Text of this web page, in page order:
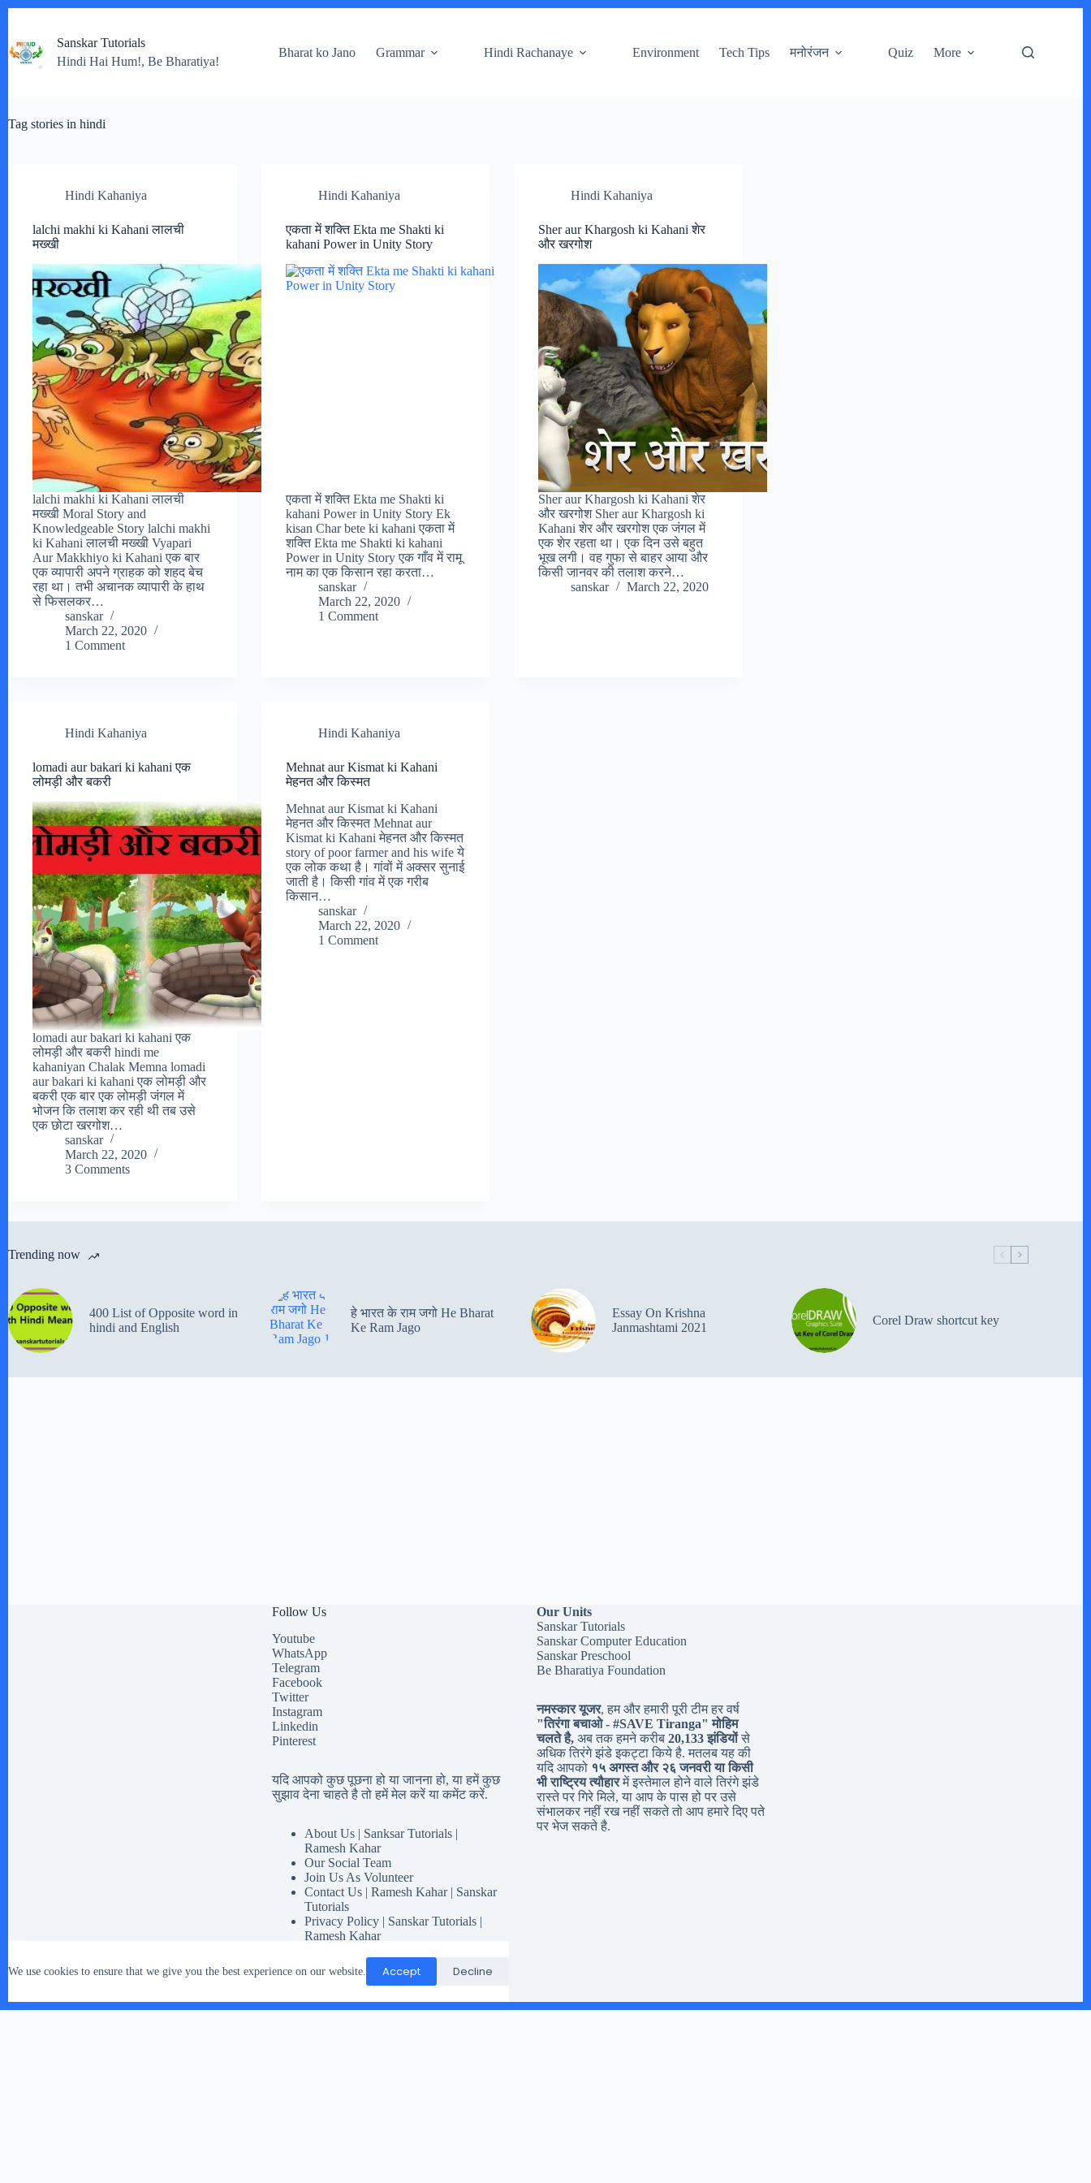
content
We use cookies to ensure that we give you the best experience on our website. Accept Decline
Sanskar Tutorials
Hindi Hai Hum!, Be Bharatiya!
Bharat ko Jano Grammar Hindi Rachanaye Environment Tech Tips मनोरंजन Quiz More
Tag stories in hindi
Hindi Kahaniya
lalchi makhi ki Kahani लालची
मख्खी
lalchi makhi ki Kahani लालची
मख्खी Moral Story and
Knowledgeable Story lalchi makhi
ki Kahani लालची मख्खी Vyapari
Aur Makkhiyo ki Kahani एक बार
एक व्यापारी अपने ग्राहक को शहद बेच
रहा था। तभी अचानक व्यापारी के हाथ
से फिसलकर…
sanskar
March 22, 2020
1 Comment
Hindi Kahaniya
एकता में शक्ति Ekta me Shakti ki
kahani Power in Unity Story
एकता में शक्ति Ekta me Shakti ki
kahani Power in Unity Story Ek
kisan Char bete ki kahani एकता में
शक्ति Ekta me Shakti ki kahani
Power in Unity Story एक गाँव में रामू
नाम का एक किसान रहा करता…
sanskar
March 22, 2020
1 Comment
Hindi Kahaniya
Sher aur Khargosh ki Kahani शेर
और खरगोश
Sher aur Khargosh ki Kahani शेर
और खरगोश Sher aur Khargosh ki
Kahani शेर और खरगोश एक जंगल में
एक शेर रहता था। एक दिन उसे बहुत
भूख लगी। वह गुफा से बाहर आया और
किसी जानवर की तलाश करने…
sanskar
March 22, 2020
Hindi Kahaniya
lomadi aur bakari ki kahani एक
लोमड़ी और बकरी
lomadi aur bakari ki kahani एक
लोमड़ी और बकरी hindi me
kahaniyan Chalak Memna lomadi
aur bakari ki kahani एक लोमड़ी और
बकरी एक बार एक लोमड़ी जंगल में
भोजन कि तलाश कर रही थी तब उसे
एक छोटा खरगोश…
sanskar
March 22, 2020
3 Comments
Hindi Kahaniya
Mehnat aur Kismat ki Kahani
मेहनत और किस्मत
Mehnat aur Kismat ki Kahani
मेहनत और किस्मत Mehnat aur
Kismat ki Kahani मेहनत और किस्मत
story of poor farmer and his wife ये
एक लोक कथा है। गांवों में अक्सर सुनाई
जाती है। किसी गांव में एक गरीब
किसान…
sanskar
March 22, 2020
1 Comment
Trending now
400 List of Opposite word in
hindi and English
हे भारत के राम जगो He Bharat
Ke Ram Jago
Essay On Krishna
Janmashtami 2021
Corel Draw shortcut key
Follow Us
Youtube
WhatsApp
Telegram
Facebook
Twitter
Instagram
Linkedin
Pinterest
यदि आपको कुछ पूछना हो या जानना हो, या हमें कुछ
सुझाव देना चाहते है तो हमें मेल करें या कमेंट करें.
About Us | Sanksar Tutorials |
Ramesh Kahar
Our Social Team
Join Us As Volunteer
Contact Us | Ramesh Kahar | Sanskar
Tutorials
Privacy Policy | Sanskar Tutorials |
Ramesh Kahar
Our Social Responsibility
Terms And Conditions
Our Units
Sanskar Tutorials
Sanskar Computer Education
Sanskar Preschool
Be Bharatiya Foundation
नमस्कार यूजर, हम और हमारी पूरी टीम हर वर्ष
"तिरंगा बचाओ - #SAVE Tiranga" मोहिम
चलते है,अब तक हमने करीब 20,133 झंडियोंसे
अधिक तिरंगे झंडे इकट्टा किये है. मतलब यह की
यदि आपको १५ अगस्त और २६ जनवरी या किसी
भी राष्ट्रिय त्यौहारमें इस्तेमाल होने वाले तिरंगे झंडे
रास्ते पर गिरे मिले, या आप के पास हो पर उसे
संभालकर नहीं रख नहीं सकते तो आप हमारे दिए पते
पर भेज सकते है.